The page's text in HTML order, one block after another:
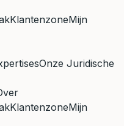
KlantenzoneMijn
Onze Juridische
KlantenzoneMijn